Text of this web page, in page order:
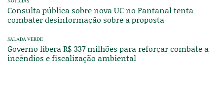
Consulta pública sobre nova UC no Pantanal tenta
combater desinformação sobre a proposta
SALADA VERDE
Governo libera R$ 337 milhões para reforçar combate a
incêndios e fiscalização ambiental